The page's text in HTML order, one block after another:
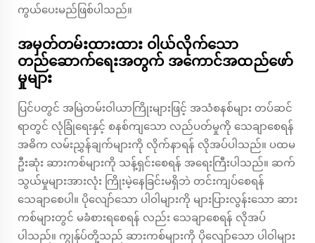
ကွယ်ပေးမည်ဖြစ်ပါသည်။
အမှတ်တမ်းထားထား ဝါယ်လိုက်သော
တည်ဆောက်ရေးအတွက် အကောင်အထည်ဖော်
မှုများ
ပြင်ပတွင် အမြဲတမ်းဝါယာကြိုးများဖြင့် အသံစနစ်များ တပ်ဆင်
ရာတွင် လုံခြုံရေးနှင့် စနစ်ကျသော လည်ပတ်မှုကို သေချာစေရန်
အဓိက လမ်းညွှန်ချက်များကို လိုက်နာရန် လိုအပ်ပါသည်။ ပထမ
ဦးဆုံး ဆားကစ်များကို သန့်ရှင်းစေရန် အရေးကြီးပါသည်။ ဆက်
သွယ်မှုများအားလုံး ကြိုးမဲ့နေခြင်းမရှိဘဲ တင်းကျပ်စေရန်
သေချာစေပါ။ ပိုလျော်သော ပါဝါများကို များပြားလွန်းသော ဆား
ကစ်များတွင် မခံစားရစေရန် လည်း သေချာစေရန် လိုအပ်
ပါသည်။ ကျွန်ုပ်တို့သည် ဆားကစ်များကို ပိုလျော်သော ပါဝါများ